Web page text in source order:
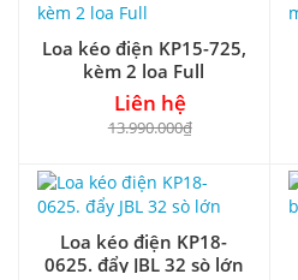
Loa kéo điện KP15-725,
kèm 2 loa Full
Liên hệ
13.990.000₫
Loa kéo điện KP18-
0625. đẩy JBL 32 sò lớn